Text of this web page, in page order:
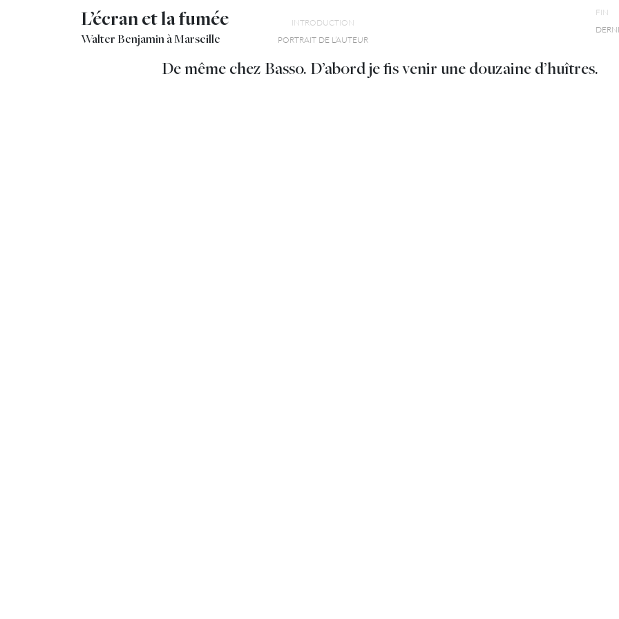
L’écran et la fumée
Walter Benjamin à Marseille
INTRODUCTION
PORTRAIT DE L’AUTEUR
FIN
De même chez Basso. D’abord je fis venir une douzaine d’huîtres.